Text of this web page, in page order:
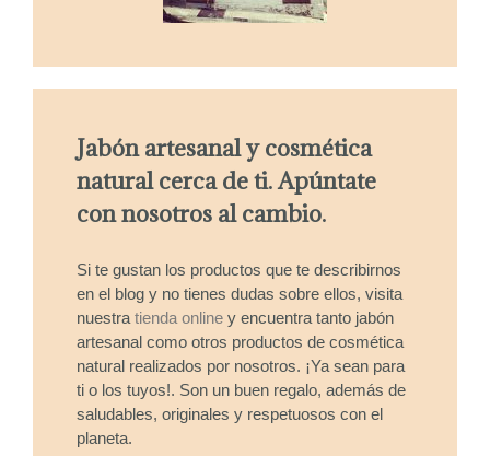
Jabón artesanal y cosmética
natural cerca de ti. Apúntate
con nosotros al cambio.
Si te gustan los productos que te describirnos
en el blog y no tienes dudas sobre ellos, visita
nuestra tienda online y encuentra tanto jabón
artesanal como otros productos de cosmética
natural realizados por nosotros. ¡Ya sean para
ti o los tuyos!. Son un buen regalo, además de
saludables, originales y respetuosos con el
planeta.